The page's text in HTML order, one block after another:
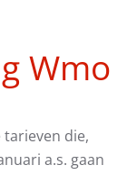
Wmo
tarieven die,
a.s. gaan